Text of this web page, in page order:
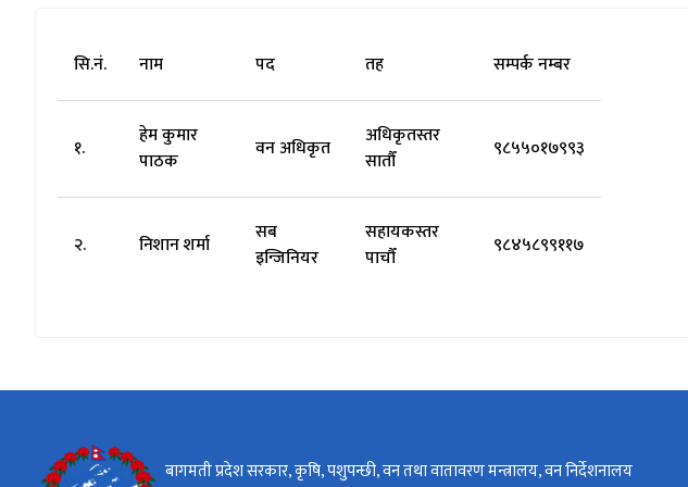
सि.नं. नाम पद तह सम्पर्क नम्बर
१.
हेम कुमार
पाठक
वन अधिकृत
अधिकृतस्तर
सातौँ
९८५५०१७९९३
२. निशान शर्मा
सब
इन्जिनियर
सहायकस्तर
पाचौँ
९८४५८९९११७
बागमती प्रदेश सरकार, कृषि, पशुपन्छी, वन तथा वातावरण मन्त्रालय, वन निर्देशनालय